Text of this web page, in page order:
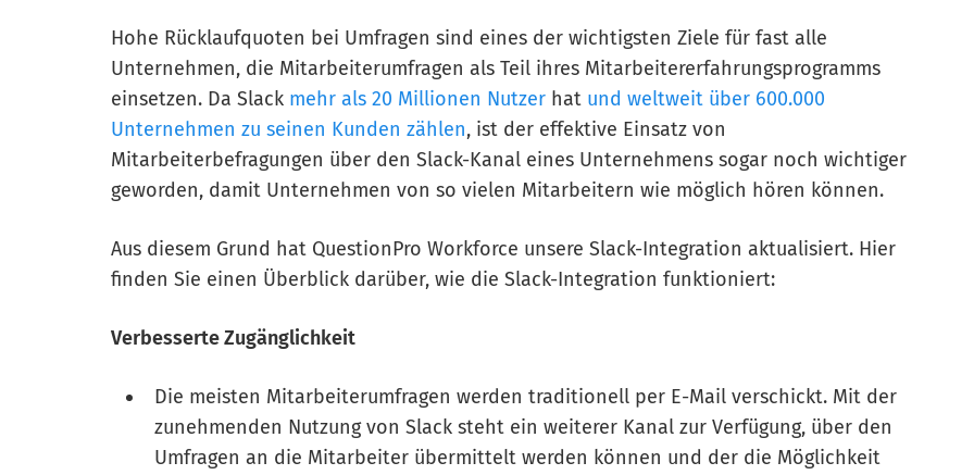
Hohe Rücklaufquoten bei Umfragen sind eines der wichtigsten Ziele für fast alle
Unternehmen, die Mitarbeiterumfragen als Teil ihres Mitarbeitererfahrungsprogramms
einsetzen. Da Slack mehr als 20 Millionen Nutzer hat und weltweit über 600.000
Unternehmen zu seinen Kunden zählen, ist der effektive Einsatz von
Mitarbeiterbefragungen über den Slack-Kanal eines Unternehmens sogar noch wichtiger
geworden, damit Unternehmen von so vielen Mitarbeitern wie möglich hören können.
Aus diesem Grund hat QuestionPro Workforce unsere Slack-Integration aktualisiert. Hier
finden Sie einen Überblick darüber, wie die Slack-Integration funktioniert:
Verbesserte Zugänglichkeit
Die meisten Mitarbeiterumfragen werden traditionell per E-Mail verschickt. Mit der
zunehmenden Nutzung von Slack steht ein weiterer Kanal zur Verfügung, über den
Umfragen an die Mitarbeiter übermittelt werden können und der die Möglichkeit